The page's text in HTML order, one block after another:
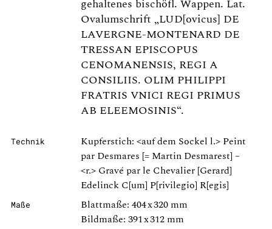
gehaltenes bischöfl. Wappen. Lat.
Ovalumschrift „LUD[ovicus] DE
LAVERGNE-MONTENARD DE
TRESSAN EPISCOPUS
CENOMANENSIS, REGI A
CONSILIIS. OLIM PHILIPPI
FRATRIS VNICI REGI PRIMUS
AB ELEEMOSINIS“.
Technik
Kupferstich: <auf dem Sockel l.> Peint
par Desmares [= Martin Desmarest] –
<r.> Gravé par le Chevalier [Gerard]
Edelinck C[um] P[rivilegio] R[egis]
Maße
Blattmaße: 404 x 320 mm
Bildmaße: 391 x 312 mm